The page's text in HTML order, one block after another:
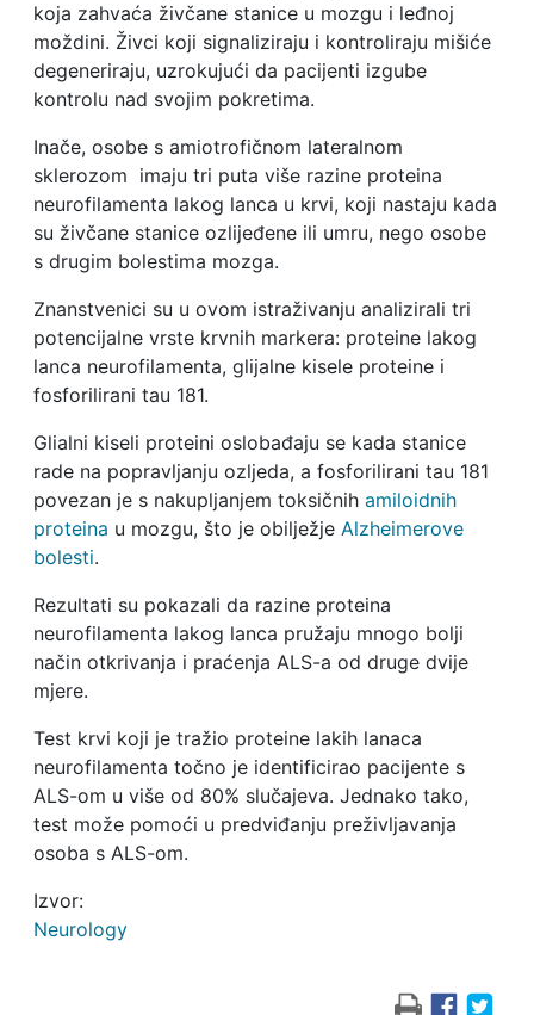
koja zahvaća živčane stanice u mozgu i leđnoj
moždini. Živci koji signaliziraju i kontroliraju mišiće
degeneriraju, uzrokujući da pacijenti izgube
kontrolu nad svojim pokretima.
Inače, osobe s amiotrofičnom lateralnom
sklerozom imaju tri puta više razine proteina
neurofilamenta lakog lanca u krvi, koji nastaju kada
su živčane stanice ozlijeđene ili umru, nego osobe
s drugim bolestima mozga.
Znanstvenici su u ovom istraživanju analizirali tri
potencijalne vrste krvnih markera: proteine ​​lakog
lanca neurofilamenta, glijalne kisele proteine ​​i
fosforilirani tau 181.
Glialni kiseli proteini oslobađaju se kada stanice
rade na popravljanju ozljeda, a fosforilirani tau 181
povezan je s nakupljanjem toksičnih amiloidnih
proteina u mozgu, što je obilježje Alzheimerove
bolesti.
Rezultati su pokazali da razine proteina
neurofilamenta lakog lanca pružaju mnogo bolji
način otkrivanja i praćenja ALS-a od druge dvije
mjere.
Test krvi koji je tražio proteine ​​lakih lanaca
neurofilamenta točno je identificirao pacijente s
ALS-om u više od 80% slučajeva. Jednako tako,
test može pomoći u predviđanju preživljavanja
osoba s ALS-om.
Izvor:
Neurology